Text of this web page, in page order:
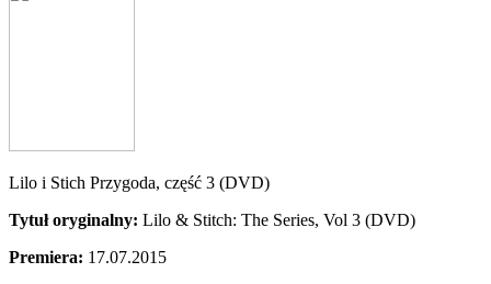
Lilo i Stich Przygoda, część 3 (DVD)
Tytuł oryginalny: Lilo & Stitch: The Series, Vol 3 (DVD)
Premiera: 17.07.2015